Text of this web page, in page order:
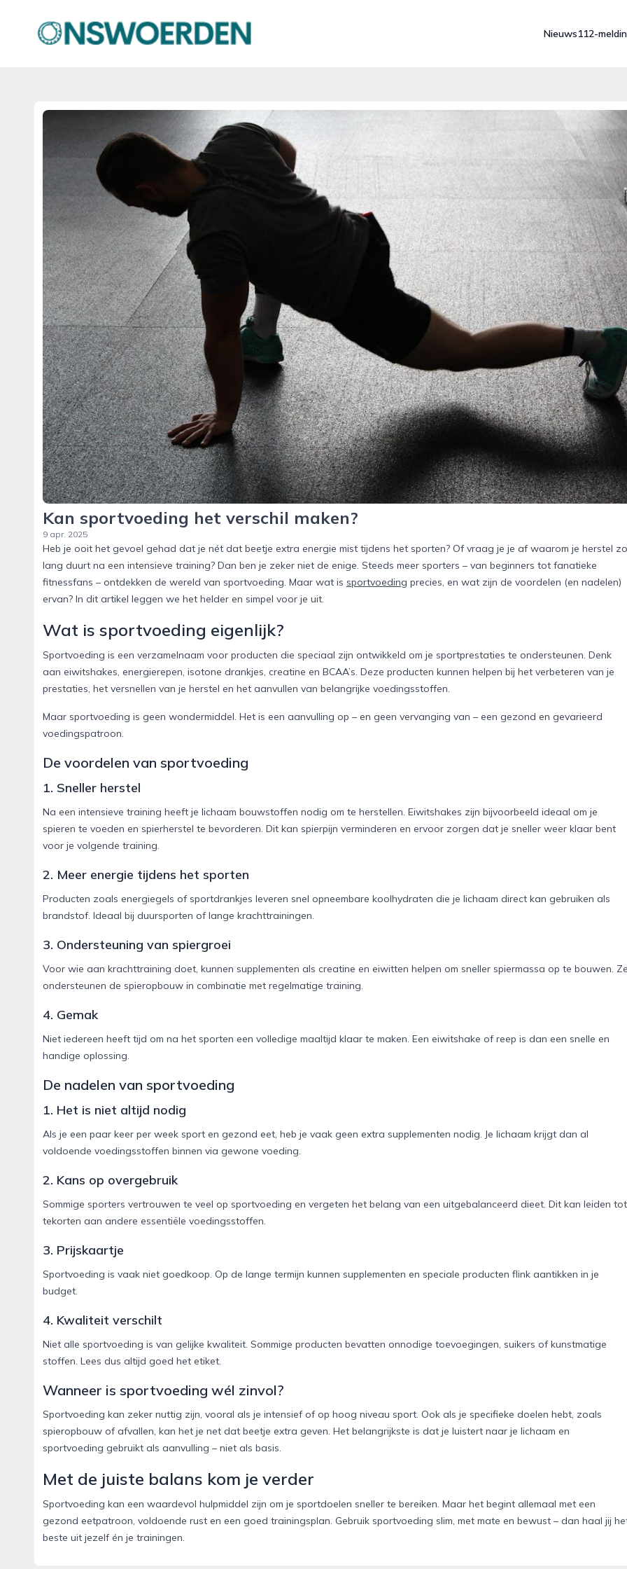
onswoerden.nl
Nieuws112-
Kan sportvoeding het verschil maken?
9 apr. 2025
Heb je ooit het gevoel gehad dat je nét dat beetje extra energie mist tijdens het sporten? Of vraag je je af waarom je herstel zo
lang duurt na een intensieve training? Dan ben je zeker niet de enige. Steeds meer sporters – van beginners tot fanatieke
fitnessfans – ontdekken de wereld van sportvoeding. Maar wat is sportvoeding precies, en wat zijn de voordelen (en nadelen)
ervan? In dit artikel leggen we het helder en simpel voor je uit.
Wat is sportvoeding eigenlijk?
Sportvoeding is een verzamelnaam voor producten die speciaal zijn ontwikkeld om je sportprestaties te ondersteunen. Denk
aan eiwitshakes, energierepen, isotone drankjes, creatine en BCAA’s. Deze producten kunnen helpen bij het verbeteren van je
prestaties, het versnellen van je herstel en het aanvullen van belangrijke voedingsstoffen.
Maar sportvoeding is geen wondermiddel. Het is een aanvulling op – en geen vervanging van – een gezond en gevarieerd
voedingspatroon.
De voordelen van sportvoeding
1. Sneller herstel
Na een intensieve training heeft je lichaam bouwstoffen nodig om te herstellen. Eiwitshakes zijn bijvoorbeeld ideaal om je
spieren te voeden en spierherstel te bevorderen. Dit kan spierpijn verminderen en ervoor zorgen dat je sneller weer klaar bent
voor je volgende training.
2. Meer energie tijdens het sporten
Producten zoals energiegels of sportdrankjes leveren snel opneembare koolhydraten die je lichaam direct kan gebruiken als
brandstof. Ideaal bij duursporten of lange krachttrainingen.
3. Ondersteuning van spiergroei
Voor wie aan krachttraining doet, kunnen supplementen als creatine en eiwitten helpen om sneller spiermassa op te bouwen.
ondersteunen de spieropbouw in combinatie met regelmatige training.
4. Gemak
Niet iedereen heeft tijd om na het sporten een volledige maaltijd klaar te maken. Een eiwitshake of reep is dan een snelle en
handige oplossing.
De nadelen van sportvoeding
1. Het is niet altijd nodig
Als je een paar keer per week sport en gezond eet, heb je vaak geen extra supplementen nodig. Je lichaam krijgt dan al
voldoende voedingsstoffen binnen via gewone voeding.
2. Kans op overgebruik
Sommige sporters vertrouwen te veel op sportvoeding en vergeten het belang van een uitgebalanceerd dieet. Dit kan leiden tot
tekorten aan andere essentiële voedingsstoffen.
3. Prijskaartje
Sportvoeding is vaak niet goedkoop. Op de lange termijn kunnen supplementen en speciale producten flink aantikken in je
budget.
4. Kwaliteit verschilt
Niet alle sportvoeding is van gelijke kwaliteit. Sommige producten bevatten onnodige toevoegingen, suikers of kunstmatige
stoffen. Lees dus altijd goed het etiket.
Wanneer is sportvoeding wél zinvol?
Sportvoeding kan zeker nuttig zijn, vooral als je intensief of op hoog niveau sport. Ook als je specifieke doelen hebt, zoals
spieropbouw of afvallen, kan het je net dat beetje extra geven. Het belangrijkste is dat je luistert naar je lichaam en
sportvoeding gebruikt als aanvulling – niet als basis.
Met de juiste balans kom je verder
Sportvoeding kan een waardevol hulpmiddel zijn om je sportdoelen sneller te bereiken. Maar het begint allemaal met een
gezond eetpatroon, voldoende rust en een goed trainingsplan. Gebruik sportvoeding slim, met mate en bewust – dan haal jij
beste uit jezelf én je trainingen.